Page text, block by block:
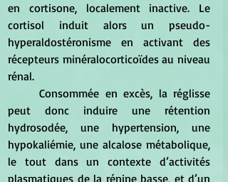
en cortisone, localement inactive. Le
cortisol induit alors un pseudo-
hyperaldostéronisme en activant des
récepteurs minéralocorticoïdes au niveau
rénal.
	Consommée en excès, la réglisse
peut donc induire une rétention
hydrosodée, une hypertension, une
hypokaliémie, une alcalose métabolique,
le tout dans un contexte d’activités
plasmatiques de la rénine basse, et d’un